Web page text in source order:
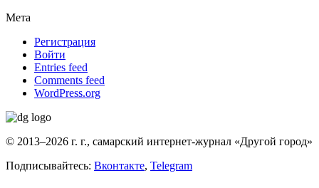
Мета
Регистрация
Войти
Entries feed
Comments feed
WordPress.org
© 2013–2026 г. г., самарский интернет-журнал «Другой город»
Подписывайтесь: Вконтакте, Telegram